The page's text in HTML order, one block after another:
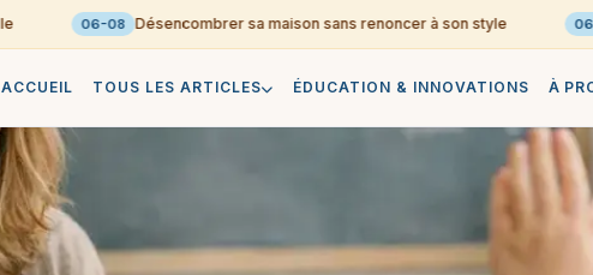
06-08 Désencombrer sa maison sans renoncer à son style 06-08
ACCUEIL TOUS LES ARTICLES ÉDUCATION & INNOVATIONS À